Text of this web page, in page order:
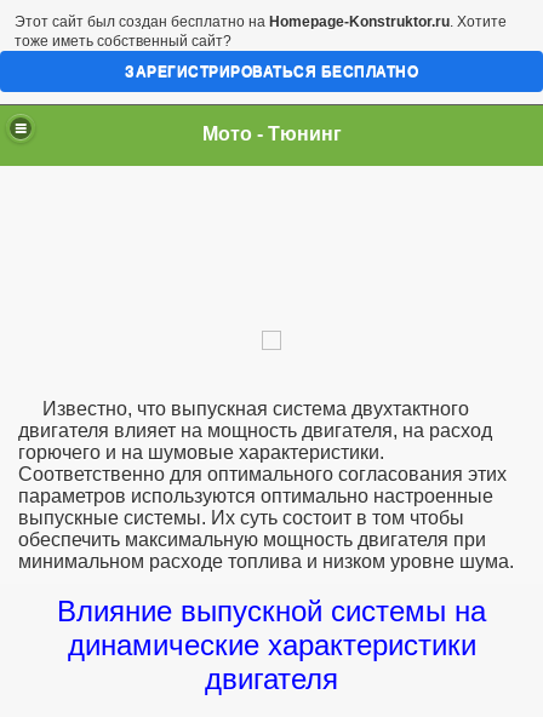
Мото - Тюнинг
Известно, что выпускная система двухтактного
двигателя влияет на мощность двигателя, на расход
горючего и на шумовые характеристики.
Соответственно для оптимального согласования этих
параметров используются оптимально настроенные
выпускные системы. Их суть состоит в том чтобы
обеспечить максимальную мощность двигателя при
минимальном расходе топлива и низком уровне шума.
Влияние выпускной системы на
динамические характеристики
двигателя
Этот сайт был создан бесплатно на Homepage-Konstruktor.ru. Хотите
тоже иметь собственный сайт?
ЗАРЕГИСТРИРОВАТЬСЯ БЕСПЛАТНО